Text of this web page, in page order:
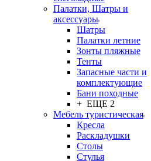
Палатки, Шатры и
аксессуары
Шатры
Палатки летние
Зонты пляжные
Тенты
Запасные части и
комплектующие
Бани походные
+ ЕЩЕ 2
Мебель туристическая
Кресла
Раскладушки
Столы
Стулья